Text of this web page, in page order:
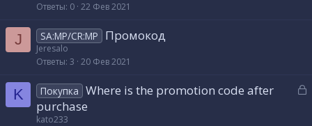
Ответы 0 22 Фев 2021
J SA:MP/CR:MP Промокод
Jeresalo
Ответы 3 20 Фев 2021
K
З
Покупка Where is the promotion code after
purchase
kato233